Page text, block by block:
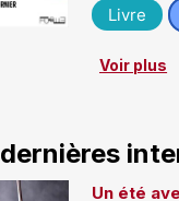
Livre
Voir plus
Un été